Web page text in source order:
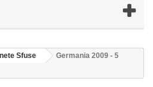
Sfuse
Germania 2009 - 5